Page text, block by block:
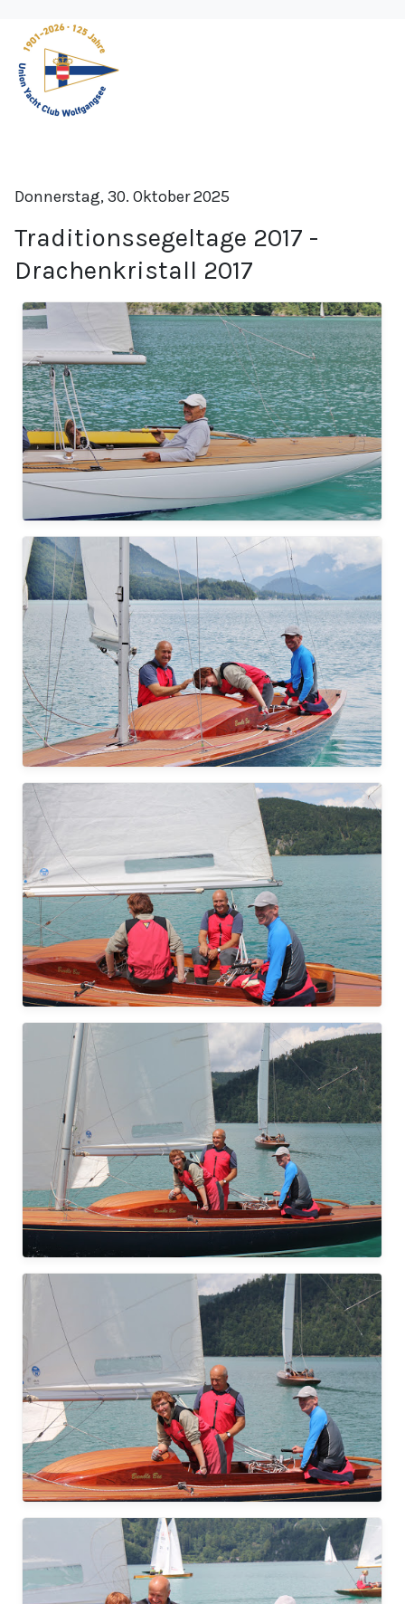
Donnerstag, 30. Oktober 2025
Traditionssegeltage 2017 -
Drachenkristall 2017